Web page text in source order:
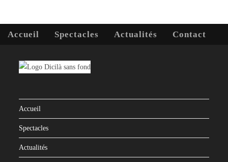
onglet
onglet
Accueil Spectacles Actualités Contact
Accueil
Spectacles
Actualités